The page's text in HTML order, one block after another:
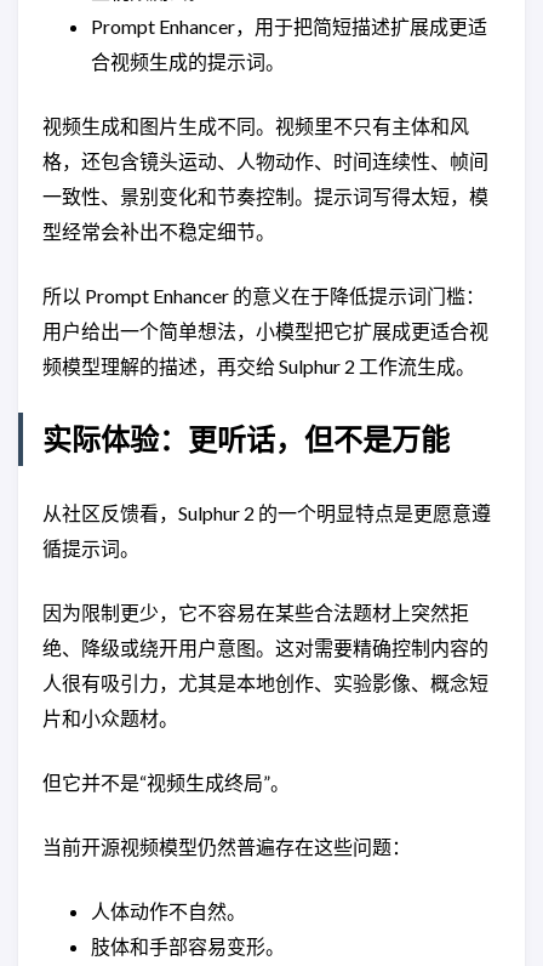
Prompt Enhancer，用于把简短描述扩展成更适
合视频生成的提示词。
视频生成和图片生成不同。视频里不只有主体和风
格，还包含镜头运动、人物动作、时间连续性、帧间
一致性、景别变化和节奏控制。提示词写得太短，模
型经常会补出不稳定细节。
所以 Prompt Enhancer 的意义在于降低提示词门槛：
用户给出一个简单想法，小模型把它扩展成更适合视
频模型理解的描述，再交给 Sulphur 2 工作流生成。
实际体验：更听话，但不是万能
从社区反馈看，Sulphur 2 的一个明显特点是更愿意遵
循提示词。
因为限制更少，它不容易在某些合法题材上突然拒
绝、降级或绕开用户意图。这对需要精确控制内容的
人很有吸引力，尤其是本地创作、实验影像、概念短
片和小众题材。
但它并不是“视频生成终局”。
当前开源视频模型仍然普遍存在这些问题：
人体动作不自然。
肢体和手部容易变形。